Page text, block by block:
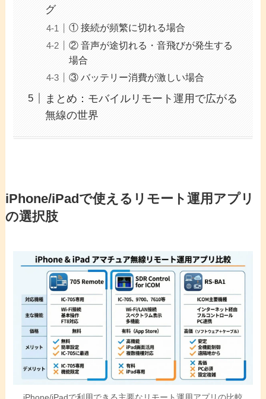
グ
① 接続が頻繁に切れる場合
② 音声が途切れる・音飛びが発生する
場合
③ バッテリー消費が激しい場合
まとめ：モバイルリモート運用で広がる
無線の世界
iPhone/iPadで使えるリモート運用アプリ
の選択肢
iPhone/iPadで利用できる主要なリモート運用アプリの比較